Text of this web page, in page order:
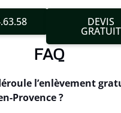
DEVIS
GRATUIT
FAQ
l’enlèvement
Provence ?